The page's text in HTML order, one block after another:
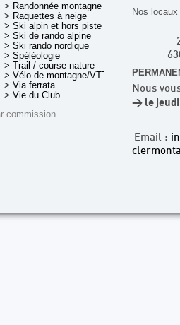
> Randonnée montagne
> Raquettes à neige
> Ski alpin et hors piste
> Ski de rando alpine
> Ski rando nordique
> Spéléologie
> Trail / course nature
> Vélo de montagne/VTT
> Via ferrata
> Vie du Club
commission
Nos
Nous
> le jeudi
Email :